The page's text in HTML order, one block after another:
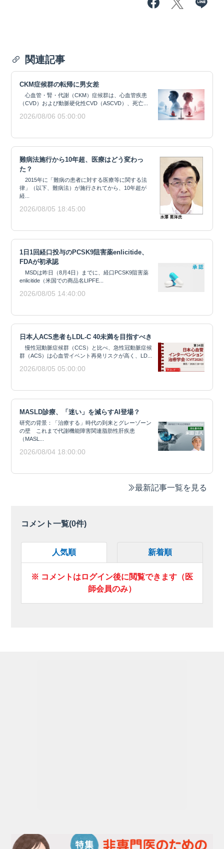
関連記事
CKM症候群の転帰に男女差
心血管・腎・代謝（CKM）症候群は、心血管疾患
（CVD）および動脈硬化性CVD（ASCVD）、死亡...
2026/08/06 05:00:00
難病法施行から10年超、医療はどう変わっ
た？
2015年に「難病の患者に対する医療等に関する法
律」（以下、難病法）が施行されてから、10年超が
経...
2026/08/05 18:45:00
1日1回経口投与のPCSK9阻害薬enlicitide、
FDAが初承認
MSDは昨日（8月4日）までに、経口PCSK9阻害薬
enlicitide（米国での商品名LIPFE...
2026/08/05 14:40:00
日本人ACS患者もLDL-C 40未満を目指すべき
慢性冠動脈症候群（CCS）と比べ、急性冠動脈症候
群（ACS）は心血管イベント再発リスクが高く、LD...
2026/08/05 05:00:00
MASLD診療、「迷い」を減らすAI登場？
研究の背景：「治療する」時代の到来とグレーゾーン
の壁 これまで代謝機能障害関連脂肪性肝疾患
（MASL...
2026/08/04 18:00:00
最新記事一覧を見る
コメント一覧(0件)
人気順 新着順
※ コメントはログイン後に閲覧できます（医
師会員のみ）